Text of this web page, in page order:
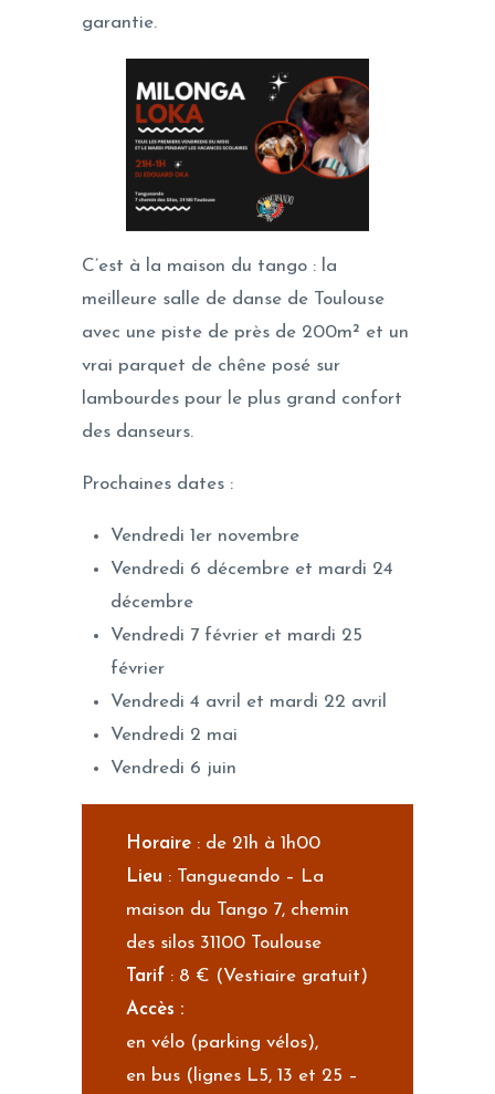
garantie.
C’est à la maison du tango : la
meilleure salle de danse de Toulouse
avec une piste de près de 200m² et un
vrai parquet de chêne posé sur
lambourdes pour le plus grand confort
des danseurs.
Prochaines dates :
Vendredi 1er novembre
Vendredi 6 décembre et mardi 24
décembre
Vendredi 7 février et mardi 25
février
Vendredi 4 avril et mardi 22 avril
Vendredi 2 mai
Vendredi 6 juin
Horaire : de 21h à 1h00
Lieu : Tangueando – La
maison du Tango 7, chemin
des silos 31100 Toulouse
Tarif : 8 € (Vestiaire gratuit)
Accès :
en vélo (parking vélos),
en bus (lignes L5, 13 et 25 –